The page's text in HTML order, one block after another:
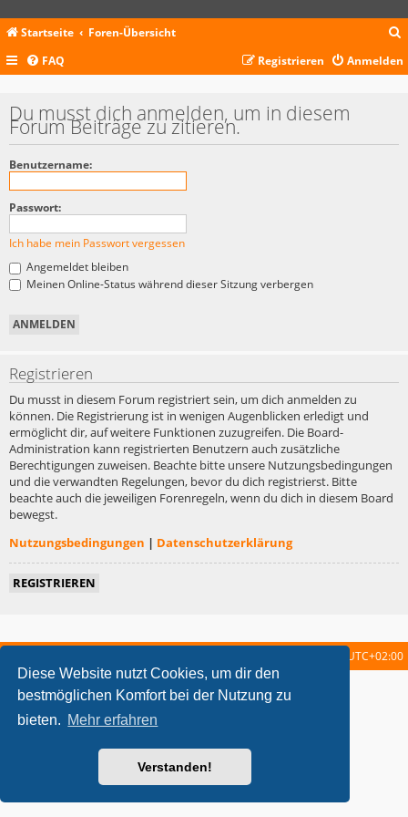
Diese Website nutzt Cookies, um dir den
bestmöglichen Komfort bei der Nutzung zu
bieten. Mehr erfahren
Verstanden!
Startseite Foren-Übersicht
c
FAQ Anmelden
Registrieren
Du musst dich anmelden, um in diesem
Forum Beiträge zu zitieren.
Benutzername:
Passwort:
Ich habe mein Passwort vergessen
Angemeldet bleiben
Meinen Online-Status während dieser Sitzung verbergen
Registrieren
Du musst in diesem Forum registriert sein, um dich anmelden zu
können. Die Registrierung ist in wenigen Augenblicken erledigt und
ermöglicht dir, auf weitere Funktionen zuzugreifen. Die Board-
Administration kann registrierten Benutzern auch zusätzliche
Berechtigungen zuweisen. Beachte bitte unsere Nutzungsbedingungen
und die verwandten Regelungen, bevor du dich registrierst. Bitte
beachte auch die jeweiligen Forenregeln, wenn du dich in diesem Board
bewegst.
Nutzungsbedingungen | Datenschutzerklärung
REGISTRIEREN
UTC+02:00
metrolike style by Eric Seguin Updated for phpBB3.2 by
Powered byphpBB ® Forum Software © phpBB Limited
Deutsche Übersetzung durch